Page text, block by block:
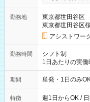
勤務地
東京都世田谷区
東京都世田谷区
アシストワー
勤務時間
シフト制
1日あたりの実
勤務 勤務：月・水・金
可能です！ ※1日あたりの最大実働時間は日勤、夜勤共に勤務し
期間 単発・1日のみ
特徴
週1日からOK /